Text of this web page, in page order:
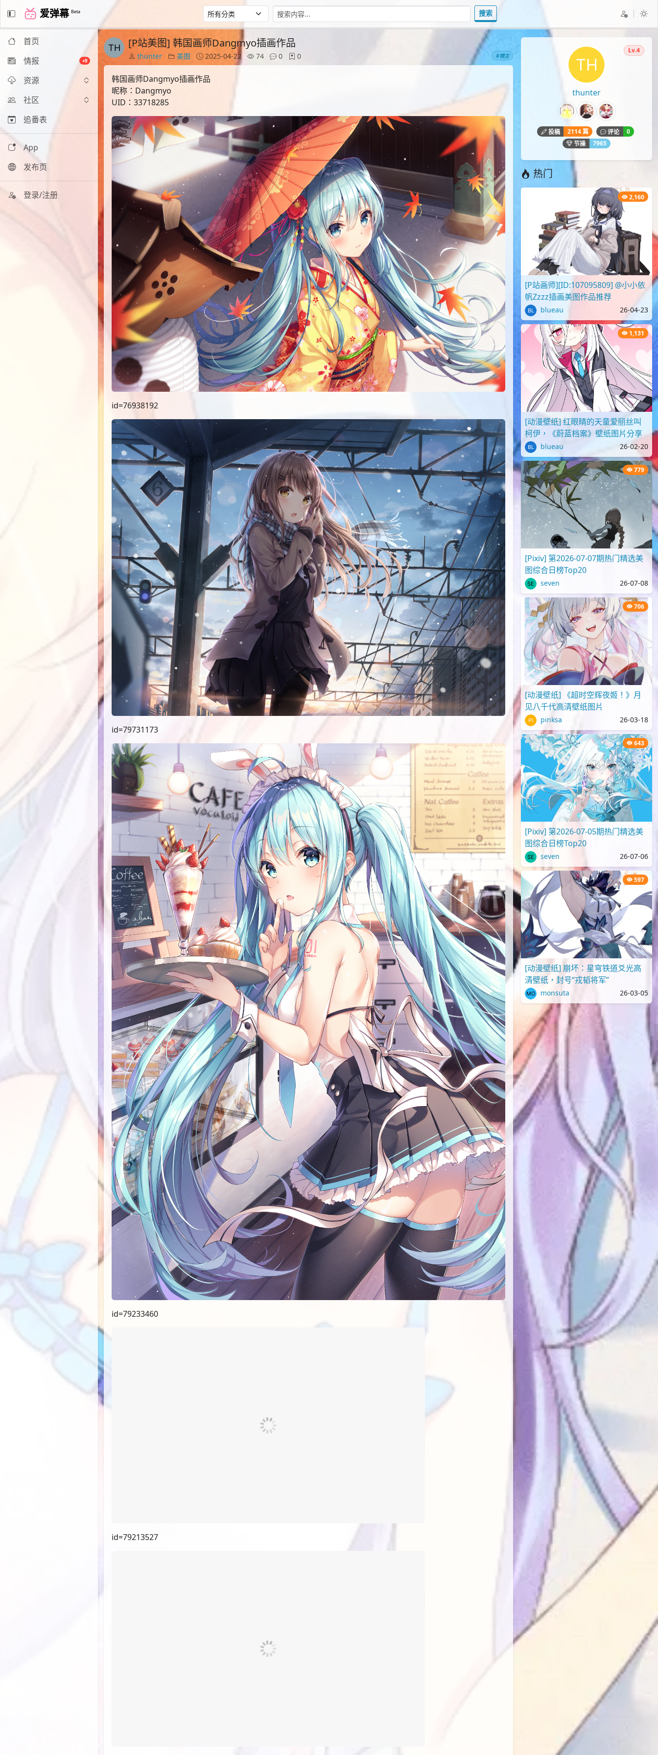
爱弹幕 Beta 搜索
首页
情报
+9
资源
社区
追番表
App
发布页
登录/注册
[P站美图] 韩国画师Dangmyo插画作品
thunter 美图 2025-04-22 74 0 0 #楼主
韩国画师Dangmyo插画作品
昵称：Dangmyo
UID：33718285
id=76938192
id=79731173
id=79233460
id=79213527
thunter
Lv.4
投稿 2114 篇 评论
0
节操
7965
热门
2,160
[P站画师][ID:107095809] @小小依
帆Zzzz插画美图作品推荐
blueau 26-04-23
1,131
[动漫壁纸] 红眼睛的天童爱丽丝叫
柯伊，《蔚蓝档案》壁纸图片分享
blueau 26-02-20
779
[Pixiv] 第2026-07-07期热门精选美
图综合日榜Top20
seven 26-07-08
706
[动漫壁纸] 《超时空辉夜姬！》月
见八千代高清壁纸图片
pinksa 26-03-18
643
[Pixiv] 第2026-07-05期热门精选美
图综合日榜Top20
seven 26-07-06
597
[动漫壁纸] 崩坏：星穹铁道爻光高
清壁纸，封号“戎韬将军”
monsuta 26-03-05